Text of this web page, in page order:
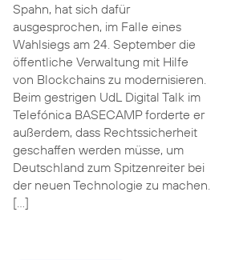
Spahn, hat sich dafür
ausgesprochen, im Falle eines
Wahlsiegs am 24. September die
öffentliche Verwaltung mit Hilfe
von Blockchains zu modernisieren.
Beim gestrigen UdL Digital Talk im
Telefónica BASECAMP forderte er
außerdem, dass Rechtssicherheit
geschaffen werden müsse, um
Deutschland zum Spitzenreiter bei
der neuen Technologie zu machen.
[…]